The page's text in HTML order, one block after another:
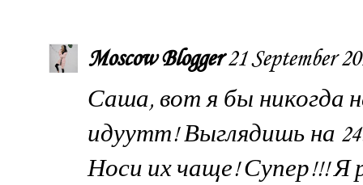
Moscow Blogger 21 September
Саша, вот я бы никогда
идуутт! Выглядишь на
Носи их чаще! Супер!!! Я